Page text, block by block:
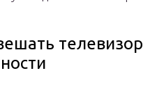
телевизор